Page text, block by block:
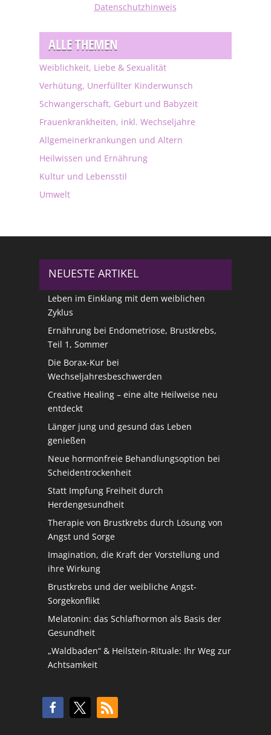
Datenschutzhinweis
ALLE THEMEN
Weiblichkeit, Liebe & Sexualität
Verhütung, Unerfüllter Kinderwunsch
Schwangerschaft, Geburt und Babyzeit
Frauenkrankheiten, inkl. Wechseljahre
Allgemeinerkrankungen und Altern
Heilwissen und Ernährung
Kultur und Lebensstil
Umwelt
NEUESTE ARTIKEL
Leben im Einklang mit dem weiblichen
Zyklus
Ernährung bei Endometriose, Brustkrebs,
Teil 1, Sommer
Die Borax-Kur bei
Wechseljahresbeschwerden
Creative Healing – eine alte Heilweise neu
entdeckt
Länger jung und gesund das Leben
genießen
Neue hormonfreie Behandlungsoption bei
Scheidentrockenheit
Statt Impfung Freiheit durch
Herdengesundheit
Therapie von Brustkrebs durch Lösung von
Angst und Sorge
Imagination, die Kraft der Vorstellung und
ihre Wirkung
Brustkrebs und der weibliche Angst-
Sorgekonflikt
Melatonin: das Schlafhormon als Basis der
Gesundheit
„Waldbaden“ & Heilstein-Rituale: Ihr Weg zur
Achtsamkeit